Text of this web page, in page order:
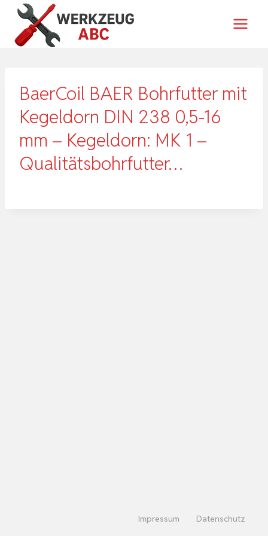
Zum
Inhalt
springen
BaerCoil BAER Bohrfutter mit
Kegeldorn DIN 238 0,5-16
mm – Kegeldorn: MK 1 –
Qualitätsbohrfutter…
Impressum Datenschutz